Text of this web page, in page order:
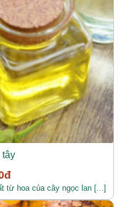
tây
từ hoa của cây ngọc lan [...]